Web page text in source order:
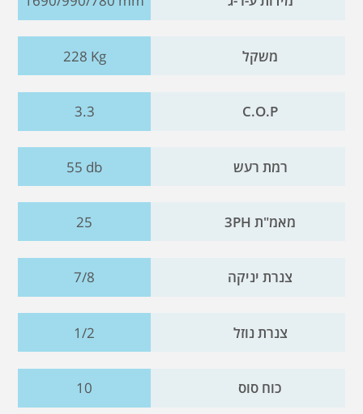
משקל 228 Kg
C.O.P
3.3
רמת רעש 55 db
מאמ"ת 3PH 25
צנרת יניקה 7/8
צנרת נוזל 1/2
כוח סוס 10